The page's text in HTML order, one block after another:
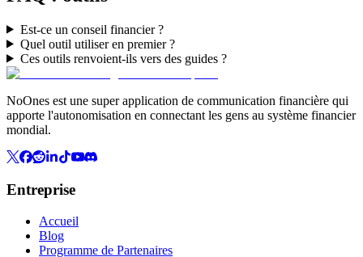
Est-ce un conseil financier ?
Quel outil utiliser en premier ?
Ces outils renvoient-ils vers des guides ?
NoOnes est une super application de communication financière qui
apporte l'autonomisation en connectant les gens au système financier
mondial.
Entreprise
Accueil
Blog
Programme de Partenaires